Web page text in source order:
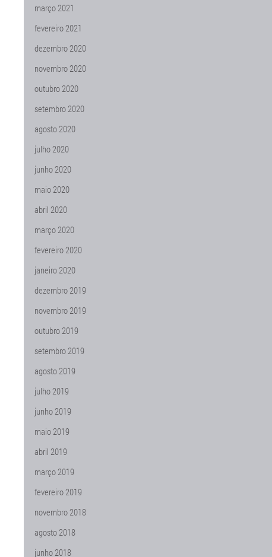
março 2021
fevereiro 2021
dezembro 2020
novembro 2020
outubro 2020
setembro 2020
agosto 2020
julho 2020
junho 2020
maio 2020
abril 2020
março 2020
fevereiro 2020
janeiro 2020
dezembro 2019
novembro 2019
outubro 2019
setembro 2019
agosto 2019
julho 2019
junho 2019
maio 2019
abril 2019
março 2019
fevereiro 2019
novembro 2018
agosto 2018
junho 2018